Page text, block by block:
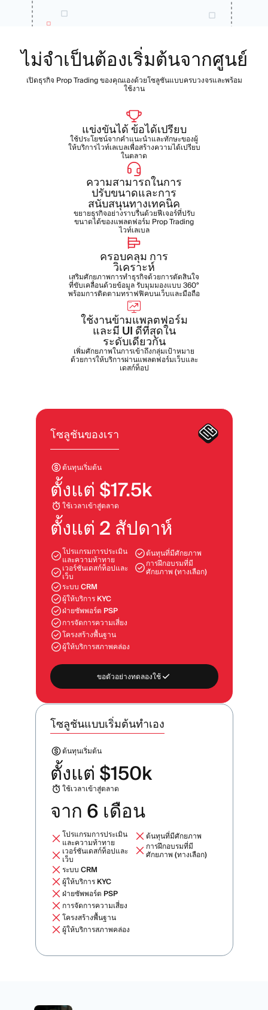
ไม่จำเป็นต้องเริ่มต้นจากศูนย์
เปิดธุรกิจ Prop Trading ของคุณเองด้วยโซลูชันแบบครบวงจรและพร้อม
ใช้งาน
แข่งขันได้ ข้อได้เปรียบ
ใช้ประโยชน์จากคำแนะนำและทักษะของผู้
ให้บริการไวท์เลเบลเพื่อสร้างความได้เปรียบ
ในตลาด
ความสามารถในการ
ปรับขนาดและการ
สนับสนุนทางเทคนิค
ขยายธุรกิจอย่างราบรื่นด้วยฟีเจอร์ที่ปรับ
ขนาดได้ของแพลตฟอร์ม Prop Trading
ไวท์เลเบล
ครอบคลุม การ
วิเคราะห์
เสริมศักยภาพการทำธุรกิจด้วยการตัดสินใจ
ที่ขับเคลื่อนด้วยข้อมูล รับมุมมองแบบ 360°
พร้อมการติดตามทราฟฟิคบนเว็บและมือถือ
ใช้งานข้ามแพลตฟอร์ม
และมี UI ดีที่สุดใน
ระดับเดียวกัน
เพิ่มศักยภาพในการเข้าถึงกลุ่มเป้าหมาย
ด้วยการให้บริการผ่านแพลตฟอร์มเว็บและ
เดสก์ท็อป
โซลูชันของเรา
ต้นทุนเริ่มต้น
ตั้งแต่ $17.5k
ใช้เวลาเข้าสู่ตลาด
ตั้งแต่ 2 สัปดาห์
โปรแกรมการประเมิน
และความท้าทาย
เวอร์ชันเดสก์ท็อปและ
เว็บ
ระบบ CRM
ผู้ให้บริการ KYC
ฝ่ายซัพพอร์ต PSP
การจัดการความเสี่ยง
โครงสร้างพื้นฐาน
ผู้ให้บริการสภาพคล่อง
ต้นทุนที่มีศักยภาพ
การฝึกอบรมที่มี
ศักยภาพ (ทางเลือก)
ขอตัวอย่างทดลองใช้
โซลูชันแบบเริ่มต้นทำเอง
ต้นทุนเริ่มต้น
ตั้งแต่ $150k
ใช้เวลาเข้าสู่ตลาด
จาก 6 เดือน
โปรแกรมการประเมิน
และความท้าทาย
เวอร์ชันเดสก์ท็อปและ
เว็บ
ระบบ CRM
ผู้ให้บริการ KYC
ฝ่ายซัพพอร์ต PSP
การจัดการความเสี่ยง
โครงสร้างพื้นฐาน
ผู้ให้บริการสภาพคล่อง
ต้นทุนที่มีศักยภาพ
การฝึกอบรมที่มี
ศักยภาพ (ทางเลือก)